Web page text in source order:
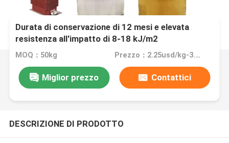
Durata di conservazione di 12 mesi e elevata
resistenza all'impatto di 8-18 kJ/m2
MOQ：50kg Prezzo：2.25usd/kg-3.25usd/kg
Miglior prezzo Contattici
DESCRIZIONE DI PRODOTTO